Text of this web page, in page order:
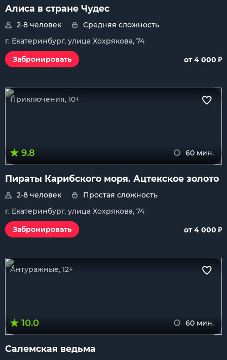
Алиса в стране Чудес
2-8 человек
Средняя сложность
г. Екатеринбург, улица Хохрякова, 74
Забронировать
от 4 000 ₽
Приключения, 10+
9.8 60 мин.
Пираты Карибского моря. Ацтекское золото
2-8 человек
Простая сложность
г. Екатеринбург, улица Хохрякова, 74
Забронировать
от 4 000 ₽
Антуражные, 12+
10.0 60 мин.
Салемская ведьма